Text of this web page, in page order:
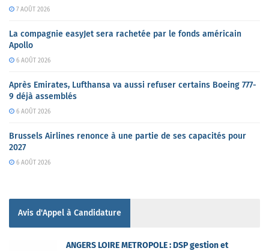
7 AOÛT 2026
La compagnie easyJet sera rachetée par le fonds américain
Apollo
6 AOÛT 2026
Après Emirates, Lufthansa va aussi refuser certains Boeing 777-
9 déjà assemblés
6 AOÛT 2026
Brussels Airlines renonce à une partie de ses capacités pour
2027
6 AOÛT 2026
Avis d'Appel à Candidature
ANGERS LOIRE METROPOLE : DSP gestion et